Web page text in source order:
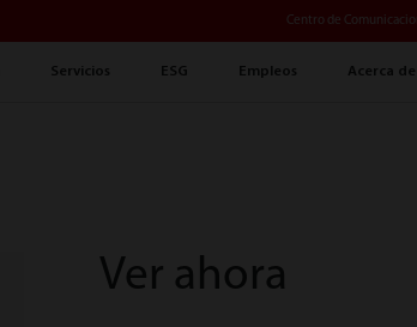
Servicios ESG Empleos Acerca
Centro de
Ver ahora